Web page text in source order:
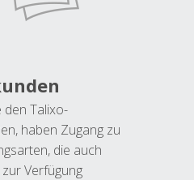
den Talixo-
haben Zugang zu
die auch
Verfügung